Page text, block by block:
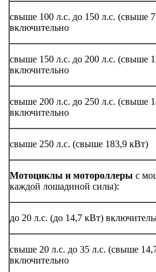
свыше 100 л.с. до 150 л.с. (свыше
включительно
свыше 150 л.с. до 200 л.с. (свыше
включительно
свыше 200 л.с. до 250 л.с. (свыше
включительно
свыше 250 л.с. (свыше 183,9 кВт)
Мотоциклы и мотороллеры с
каждой лошадиной силы):
до 20 л.с. (до 14,7 кВт)
свыше 20 л.с. до 35 л.с. (свыше
включительно